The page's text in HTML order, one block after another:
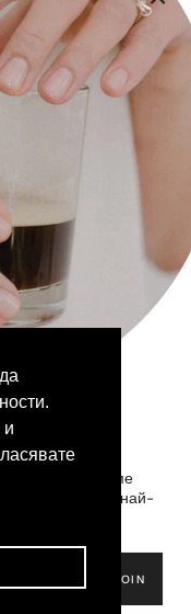
и
ВКЛЮЧИ СЕ
да ти изпращаме
за нашите най-
JOIN